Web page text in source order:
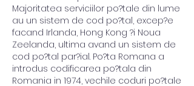
Majoritatea serviciilor po?tale din lume
au un sistem de cod po?tal, excep?e
facand Irlanda, Hong Kong ?i Noua
Zeelanda, ultima avand un sistem de
cod po?tal par?ial. Po?ta Romana a
introdus codificarea po?tala din
Romania in 1974, vechile coduri po?tale